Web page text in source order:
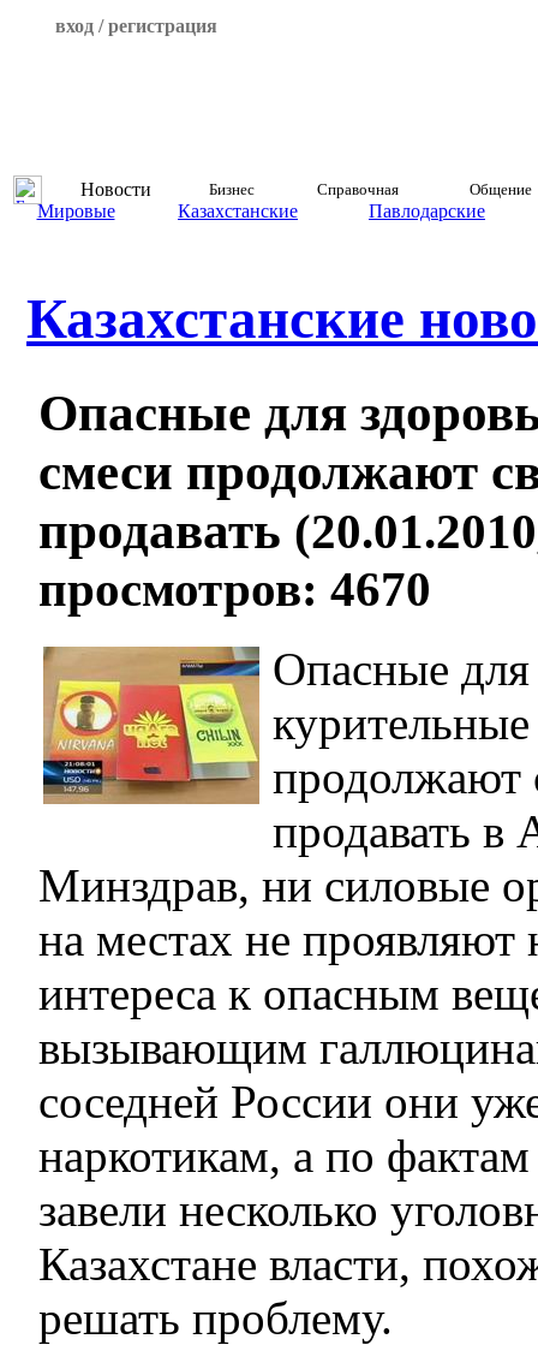
вход / регистрация
Новости Бизнес Справочная Общение
Мировые Казахстанские Павлодарские
Казахстанские
Опасные для
смеси продолжают
продавать
просмотров: 4670
Опасные для
продолжают
продавать
Минздрав, ни силовые
на местах не проявляют
интереса к опасным
вызывающим
соседней России они
наркотикам, а по
завели несколько
Казахстане власти,
решать проблему.